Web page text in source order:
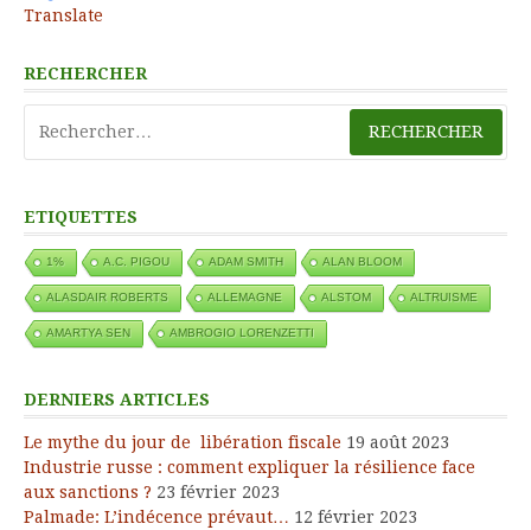
Translate
RECHERCHER
ETIQUETTES
1% A.C. PIGOU ADAM SMITH ALAN BLOOM
ALASDAIR ROBERTS ALLEMAGNE ALSTOM ALTRUISME
AMARTYA SEN AMBROGIO LORENZETTI
DERNIERS ARTICLES
Le mythe du jour de libération fiscale 19 août 2023
Industrie russe : comment expliquer la résilience face
aux sanctions ? 23 février 2023
Palmade: L’indécence prévaut… 12 février 2023